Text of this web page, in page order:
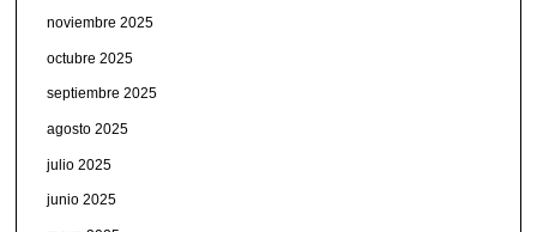
noviembre 2025
octubre 2025
septiembre 2025
agosto 2025
julio 2025
junio 2025